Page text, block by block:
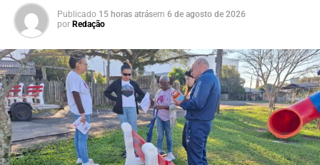
Publicado 15 horas atrásem 6 de agosto de 2026
por Redação